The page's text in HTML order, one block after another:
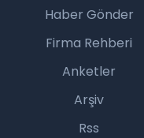
Haber Gönder
Firma Rehberi
Anketler
Arşiv
Rss